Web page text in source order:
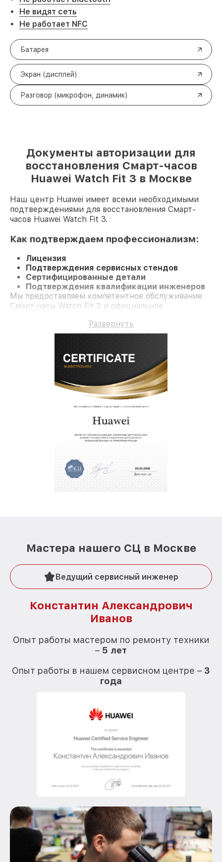
Не видят сеть
Не работает NFC
Батарея
Экран (дисплей)
Разговор (микрофон, динамик)
Документы авторизации для
восстановления Смарт-часов
Huawei Watch Fit 3 в Москве
Наш центр Huawei имеет всеми необходимыми
подтверждениями для восстановления Смарт-
часов Huawei Watch Fit 3.
Как подтверждаем профессионализм:
Лицензия
Подтверждения сервисных стендов
Сертифицированные детали
Подтверждения квалификации инженеров
Мы предоставляем компетентное обслуживание
Смарт-часы Watch Fit 3 и официальное
Развернуть
Мастера нашего СЦ в Москве
Ведущий сервисный инженер
Константин Александрович
Иванов
Опыт работы мастером по ремонту техники
– 5 лет
Опыт работы в нашем сервисном центре – 3
года